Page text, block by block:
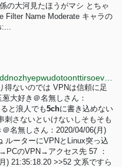
の大河見たほうがマシ とちゃ
Filter Name Moderate キャラの
得ないのでは VPNは信頼に足
大好き＠名無しさん：
と浪人でも5chに書き込めない
刺さないといけないしそもそも
名無しさん：2020/04/06(月)
ルーターにVPNとLinux突っ込
のVPN→アクセス先 57 ：
) 21:35:18.20 >>52 文系ですら